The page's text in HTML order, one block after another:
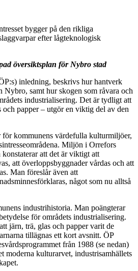
bygger på den rikliga
efter lågteknologisk
översiktsplan för Nybro stad
inledning, beskrivs hur hantverk
Nybro, samt hur skogen som råvara och
industrialisering. Det är tydligt att
och papper – utgör en viktig del av den
för kommunens värdefulla kulturmiljöer,
Miljön i Orrefors
att det är viktigt att
att överloppsbyggnader vårdas och att
Man föreslår även att
något som nu alltså
industrihistoria. Man poängterar
för områdets industrialisering.
järn, trä, glas och papper varit de
tillägnas ett kort avsnitt. ÖP
från 1988 (se nedan)
moderna kulturarvet, industrisamhällets